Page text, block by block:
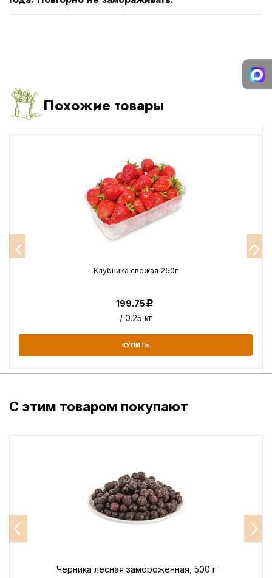
Похожие товары
Клубника свежая 250г
199.75Р
/ 0.25 кг
КУПИТЬ
С этим товаром покупают
Черника лесная замороженная, 500 г